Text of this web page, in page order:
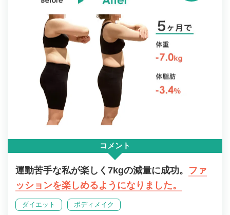
コメント
運動苦手な私が楽しく7kgの減量に成功。 ファ
ッションを楽しめるようになりました。
ダイエット ボディメイク